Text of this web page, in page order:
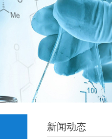
新闻动态